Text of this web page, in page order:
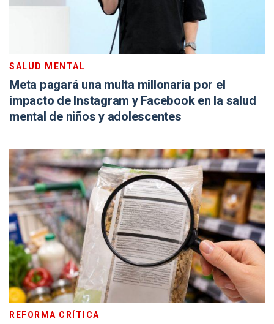
SALUD MENTAL
Meta pagará una multa millonaria por el
impacto de Instagram y Facebook en la salud
mental de niños y adolescentes
REFORMA CRÍTICA